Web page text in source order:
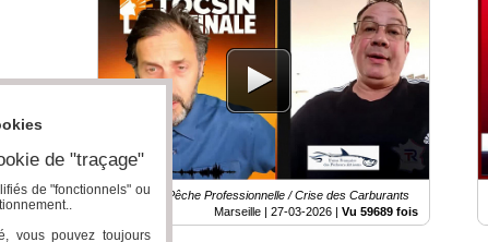
Emission / Pêche Professionnelle / Crise des Carburants
Marseille |27-03-2026 |Vu 59689 fois
de "traçage"
de "fonctionnels" ou
vous pouvez toujours